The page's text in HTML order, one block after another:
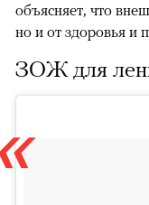
объясняет, что
но и от здоровья и
ЗОЖ для